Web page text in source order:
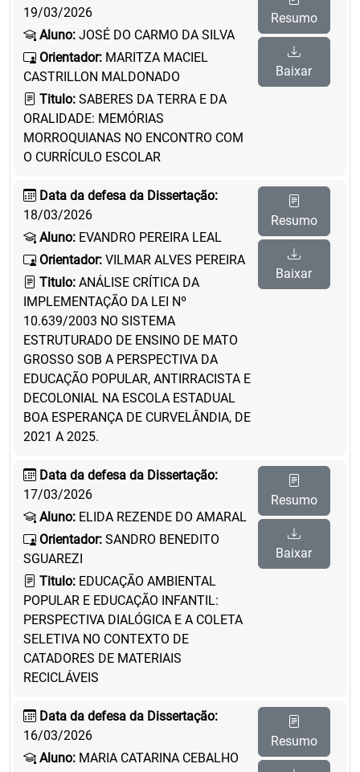
19/03/2026
Aluno: JOSÉ DO CARMO DA SILVA
Orientador: MARITZA MACIEL
CASTRILLON MALDONADO
Titulo: SABERES DA TERRA E DA
ORALIDADE: MEMÓRIAS
MORROQUIANAS NO ENCONTRO COM
O CURRÍCULO ESCOLAR
Resumo
Baixar
Data da defesa da Dissertação:
18/03/2026
Aluno: EVANDRO PEREIRA LEAL
Orientador: VILMAR ALVES PEREIRA
Titulo: ANÁLISE CRÍTICA DA
IMPLEMENTAÇÃO DA LEI Nº
10.639/2003 NO SISTEMA
ESTRUTURADO DE ENSINO DE MATO
GROSSO SOB A PERSPECTIVA DA
EDUCAÇÃO POPULAR, ANTIRRACISTA E
DECOLONIAL NA ESCOLA ESTADUAL
BOA ESPERANÇA DE CURVELÂNDIA, DE
2021 A 2025.
Resumo
Baixar
Data da defesa da Dissertação:
17/03/2026
Aluno: ELIDA REZENDE DO AMARAL
Orientador: SANDRO BENEDITO
SGUAREZI
Titulo: EDUCAÇÃO AMBIENTAL
POPULAR E EDUCAÇÃO INFANTIL:
PERSPECTIVA DIALÓGICA E A COLETA
SELETIVA NO CONTEXTO DE
CATADORES DE MATERIAIS
RECICLÁVEIS
Resumo
Baixar
Data da defesa da Dissertação:
16/03/2026
Aluno: MARIA CATARINA CEBALHO
Resumo